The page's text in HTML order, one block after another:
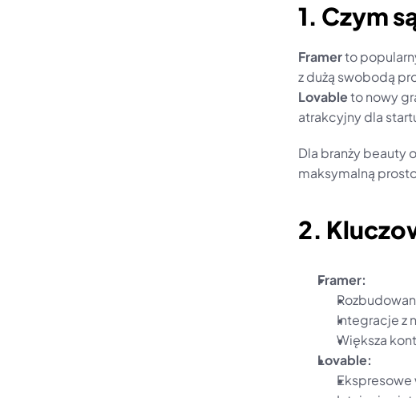
1. Czym
Framer to
z dużą swobodą
Lovable to nowy
atrakcyjny dla
Dla branży beauty
maksymalną
2.
Framer:
Integracje z
Większa
Lovable:
Ekspresowe